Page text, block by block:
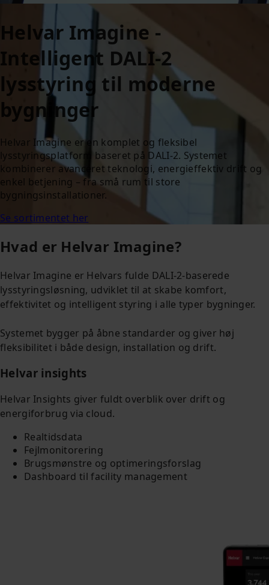
Helvar Imagine -
Intelligent DALI-2
lysstyring til moderne
bygninger
Helvar Imagine er en komplet og fleksibel
lysstyringsplatform baseret på DALI‑2. Systemet
kombinerer avanceret teknologi, energieffektiv drift og
enkel betjening – fra små rum til store
bygningsinstallationer.
Se sortimentet her
Hvad er Helvar Imagine?
Helvar Imagine er Helvars fulde DALI‑2‑baserede
lysstyringsløsning, udviklet til at skabe komfort,
effektivitet og intelligent styring i alle typer bygninger.
Systemet bygger på åbne standarder og giver høj
fleksibilitet i både design, installation og drift.
Helvar insights
Helvar Insights giver fuldt overblik over drift og
energiforbrug via cloud.
Realtidsdata
Fejlmonitorering
Brugsmønstre og optimeringsforslag
Dashboard til facility management